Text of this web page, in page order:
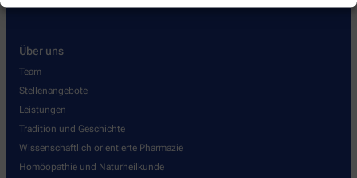
Über uns
Team
Stellenangebote
Leistungen
Tradition und Geschichte
Wissenschaftlich orientierte Pharmazie
Homöopathie und Naturheilkunde